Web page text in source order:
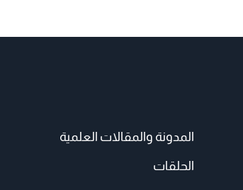
المدونة والمقالات العلمية
الحلقات